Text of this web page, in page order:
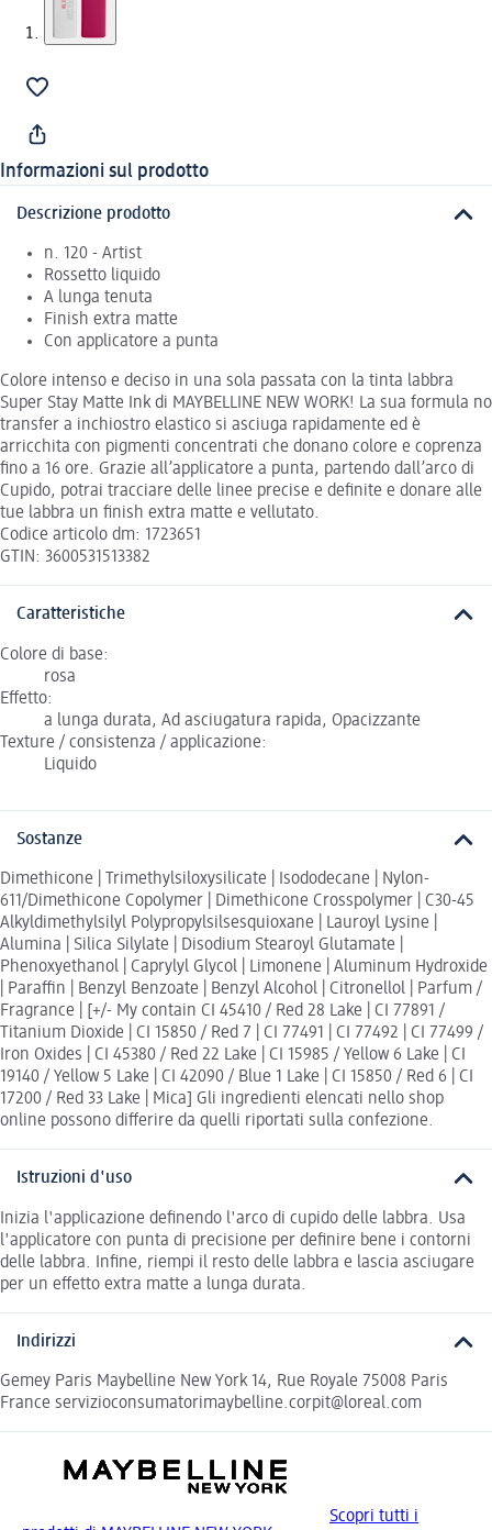
Informazioni sul prodotto
Descrizione prodotto
n. 120 - Artist
Rossetto liquido
A lunga tenuta
Finish extra matte
Con applicatore a punta
Colore intenso e deciso in una sola passata con la tinta labbra
Super Stay Matte Ink di MAYBELLINE NEW WORK! La sua formula no
transfer a inchiostro elastico si asciuga rapidamente ed è
arricchita con pigmenti concentrati che donano colore e coprenza
fino a 16 ore. Grazie all’applicatore a punta, partendo dall’arco di
Cupido, potrai tracciare delle linee precise e definite e donare alle
tue labbra un finish extra matte e vellutato.
Codice articolo dm: 1723651
GTIN: 3600531513382
Caratteristiche
Colore di base:
rosa
Effetto:
a lunga durata, Ad asciugatura rapida, Opacizzante
Texture / consistenza / applicazione:
Liquido
Sostanze
Dimethicone | Trimethylsiloxysilicate | Isododecane | Nylon-
611/Dimethicone Copolymer | Dimethicone Crosspolymer | C30-45
Alkyldimethylsilyl Polypropylsilsesquioxane | Lauroyl Lysine |
Alumina | Silica Silylate | Disodium Stearoyl Glutamate |
Phenoxyethanol | Caprylyl Glycol | Limonene | Aluminum Hydroxide
| Paraffin | Benzyl Benzoate | Benzyl Alcohol | Citronellol | Parfum /
Fragrance | [+/- My contain CI 45410 / Red 28 Lake | CI 77891 /
Titanium Dioxide | CI 15850 / Red 7 | CI 77491 | CI 77492 | CI 77499 /
Iron Oxides | CI 45380 / Red 22 Lake | CI 15985 / Yellow 6 Lake | CI
19140 / Yellow 5 Lake | CI 42090 / Blue 1 Lake | CI 15850 / Red 6 | CI
17200 / Red 33 Lake | Mica] Gli ingredienti elencati nello shop
online possono differire da quelli riportati sulla confezione.
Istruzioni d'uso
Inizia l'applicazione definendo l'arco di cupido delle labbra. Usa
l'applicatore con punta di precisione per definire bene i contorni
delle labbra. Infine, riempi il resto delle labbra e lascia asciugare
per un effetto extra matte a lunga durata.
Indirizzi
Gemey Paris Maybelline New York 14, Rue Royale 75008 Paris
France servizioconsumatorimaybelline.corpit@loreal.com
Scopri tutti i